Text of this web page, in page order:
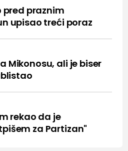
pred praznim
upisao treći poraz
Mikonosu, ali je biser
rekao da je
za Partizan"